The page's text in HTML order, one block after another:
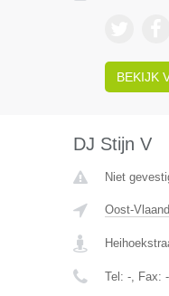
BEKIJK
DJ Stijn V
Niet
Oost-
Tel: -, Fax: -